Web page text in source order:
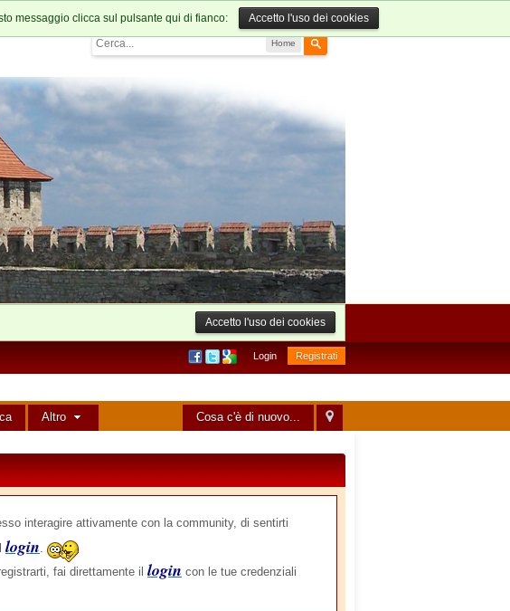
Home
messaggio clicca sul pulsante qui di fianco: Accetto l'uso dei cookies
Accetto l'uso dei cookies
Login Registrati
Cosa c'è di nuovo...
Altro
interagire attivamente con la community, di sentirti
login.
fai direttamente il login con le tue credenziali